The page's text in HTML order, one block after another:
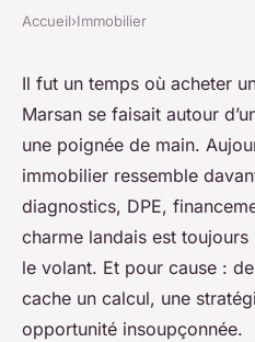
Acheter
de-Marsan :
tous
Dulce•20/05/2026 16:14•7
Accueil›Immobilier
Il fut un temps où acheter
Marsan se faisait autour
une poignée de main.
immobilier ressemble
diagnostics, DPE,
charme landais est
le volant. Et pour cause :
cache un calcul, une
opportunité insoupçonnée.